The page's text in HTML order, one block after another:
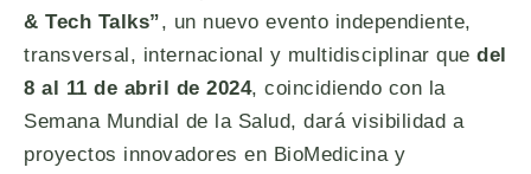
& Tech Talks”, un nuevo evento independiente,
transversal, internacional y multidisciplinar que del
8 al 11 de abril de 2024, coincidiendo con la
Semana Mundial de la Salud, dará visibilidad a
proyectos innovadores en BioMedicina y